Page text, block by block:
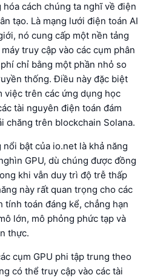
hóa cách chúng ta nghĩ về điện
tạo. Là mạng lưới điện toán AI
nó cung cấp một nền tảng
truy cập vào các cụm phân
chỉ bằng một phần nhỏ so
thống. Điều này đặc biệt
việc trên các ứng dụng học
tài nguyên điện toán đám
chăng trên blockchain Solana.
bật của io.net là khả năng
GPU, dù chúng được đồng
khi vẫn duy trì độ trễ thấp
này rất quan trọng cho các
tính toán đáng kể, chẳng hạn
lớn, mô phỏng phức tạp và
thực.
cụm GPU phi tập trung theo
có thể truy cập vào các tài